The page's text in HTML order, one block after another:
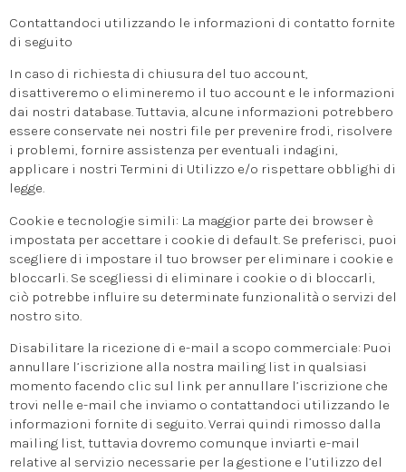
Contattandoci utilizzando le informazioni di contatto fornite
di seguito
In caso di richiesta di chiusura del tuo account,
disattiveremo o elimineremo il tuo account e le informazioni
dai nostri database. Tuttavia, alcune informazioni potrebbero
essere conservate nei nostri file per prevenire frodi, risolvere
i problemi, fornire assistenza per eventuali indagini,
applicare i nostri Termini di Utilizzo e/o rispettare obblighi di
legge.
Cookie e tecnologie simili: La maggior parte dei browser è
impostata per accettare i cookie di default. Se preferisci, puoi
scegliere di impostare il tuo browser per eliminare i cookie e
bloccarli. Se scegliessi di eliminare i cookie o di bloccarli,
ciò potrebbe influire su determinate funzionalità o servizi del
nostro sito.
Disabilitare la ricezione di e-mail a scopo commerciale: Puoi
annullare l’iscrizione alla nostra mailing list in qualsiasi
momento facendo clic sul link per annullare l’iscrizione che
trovi nelle e-mail che inviamo o contattandoci utilizzando le
informazioni fornite di seguito. Verrai quindi rimosso dalla
mailing list, tuttavia dovremo comunque inviarti e-mail
relative al servizio necessarie per la gestione e l’utilizzo del